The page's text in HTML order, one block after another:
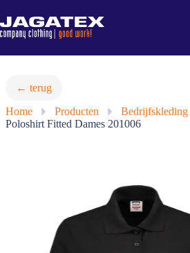
naar
de
inhoud
← terug
Home
» Producten » Bedrijfskleding
Poloshirt Fitted Dames 201006